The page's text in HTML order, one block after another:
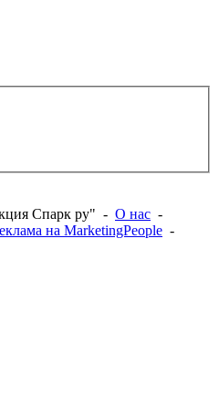
Спарк ру" - О нас -
на MarketingPeople -